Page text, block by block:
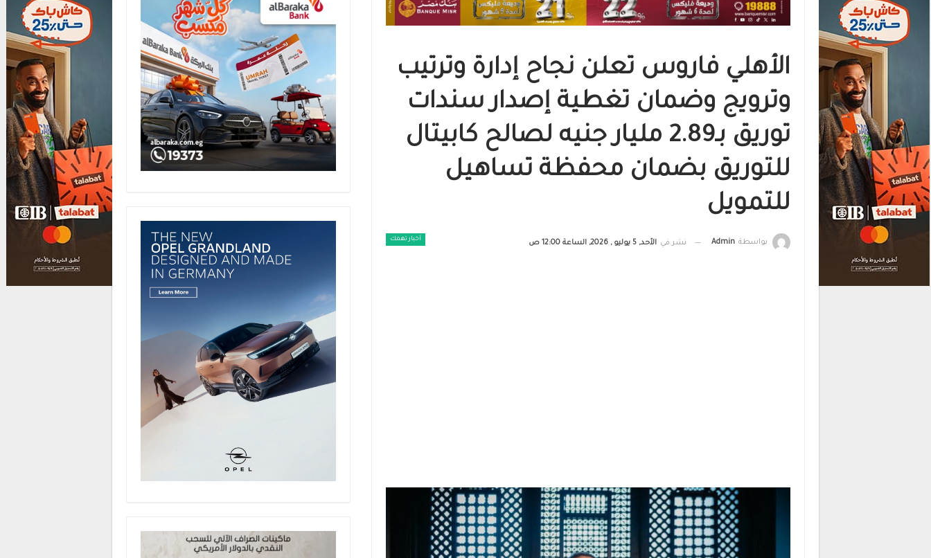
الأهلي فاروس تعلن نجاح إدارة وترتيب
وترويج وضمان تغطية إصدار سندات
توريق بـ2.89 مليار جنيه لصالح كابيتال
للتوريق بضمان محفظة تساهيل
للتمويل
أخبار تهمك بواسطة Admin نشر في الأحد, 5 يوليو , 2026, الساعة 12:00 ص